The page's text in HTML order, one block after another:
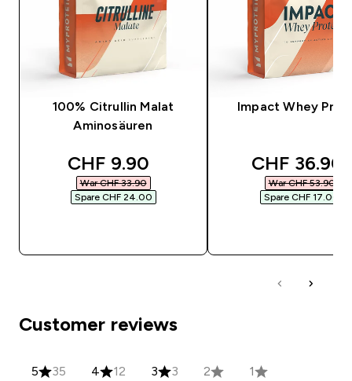
100% Citrullin Malat
Aminosäuren
discounted price
CHF 9.90‎
War CHF 33.90‎
Spare CHF 24.00‎
Impact Whey
discounted
CHF 36.90‎
War CHF 53.90‎
Spare CHF 17.00‎
Customer reviews
5 35 4 12 3 3 2 1